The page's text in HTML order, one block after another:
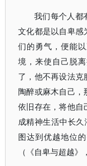
我们每个人都
文化都是以自卑感
们的勇气，便能
境，来使自己脱
了，他不再设法
陶醉或麻木自己
依旧存在，将他自
成精神生活中长久
图达到优越地位
（《自卑与超越》